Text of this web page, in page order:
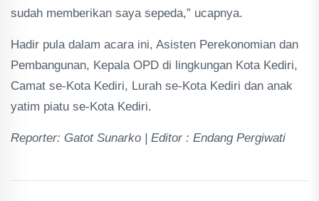
sudah memberikan saya sepeda,” ucapnya.
Hadir pula dalam acara ini, Asisten Perekonomian dan
Pembangunan, Kepala OPD di lingkungan Kota Kediri,
Camat se-Kota Kediri, Lurah se-Kota Kediri dan anak
yatim piatu se-Kota Kediri.
Reporter: Gatot Sunarko | Editor : Endang Pergiwati